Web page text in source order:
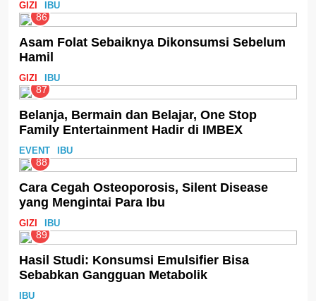
GIZI IBU
86
Asam Folat Sebaiknya Dikonsumsi Sebelum
Hamil
GIZI IBU
87
Belanja, Bermain dan Belajar, One Stop
Family Entertainment Hadir di IMBEX
EVENT IBU
88
Cara Cegah Osteoporosis, Silent Disease
yang Mengintai Para Ibu
GIZI IBU
89
Hasil Studi: Konsumsi Emulsifier Bisa
Sebabkan Gangguan Metabolik
IBU